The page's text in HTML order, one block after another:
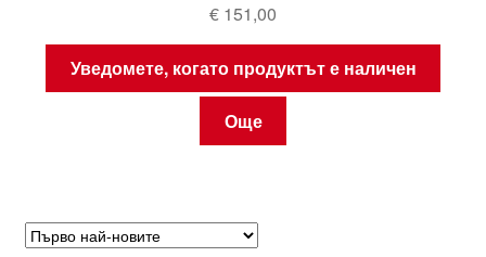
€ 151,00
Уведомете, когато продуктът е наличен
Още